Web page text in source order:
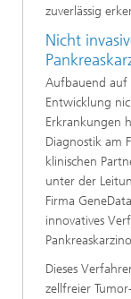
zuverlässig
Nicht
Aufbauend auf
Entwicklung
Erkrankungen
Diagnostik am
klinischen
unter der
Firma
innovatives
Dieses
zellfreier